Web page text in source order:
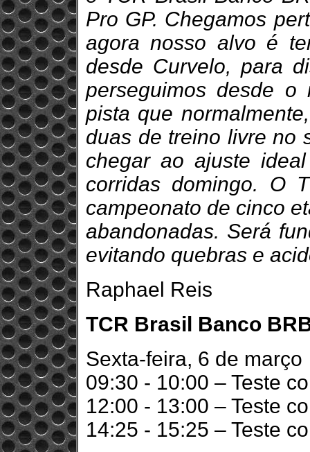
Pro GP. Chegamos
agora nosso alvo é
desde Curvelo, para
perseguimos desde o
pista que
duas de treino livre no
chegar ao ajuste
corridas domingo. O
campeonato de cinco
abandonadas. Será
evitando quebras e
Raphael Reis
TCR Brasil Banco
Sexta-feira, 6 de março
09:30 - 10:00 – Teste
12:00 - 13:00 – Teste
14:25 - 15:25 – Teste